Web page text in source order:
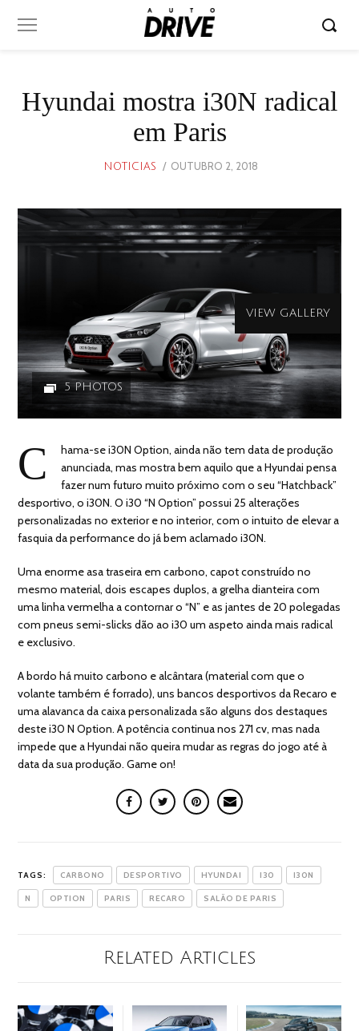
Hyundai mostra i30N radical
em Paris
NOTICIAS
POSTED
OUTUBRO 2, 2018
VIEW GALLERY
5 PHOTOS
C
hama-se i30N Option, ainda não tem data de produção
anunciada, mas mostra bem aquilo que a Hyundai pensa
fazer num futuro muito próximo com o seu “Hatchback”
desportivo, o i30N. O i30 “N Option” possui 25 alterações
personalizadas no exterior e no interior, com o intuito de elevar a
fasquia da performance do já bem aclamado i30N.
Uma enorme asa traseira em carbono, capot construído no
mesmo material, dois escapes duplos, a grelha dianteira com
uma linha vermelha a contornar o “N” e as jantes de 20 polegadas
com pneus semi-slicks dão ao i30 um aspeto ainda mais radical
e exclusivo.
A bordo há muito carbono e alcântara (material com que o
volante também é forrado), uns bancos desportivos da Recaro e
uma alavanca da caixa personalizada são alguns dos destaques
deste i30 N Option. A potência continua nos 271 cv, mas nada
impede que a Hyundai não queira mudar as regras do jogo até à
data da sua produção. Game on!
TAGS: CARBONO DESPORTIVO HYUNDAI I30 I30N
N OPTION PARIS RECARO SALÃO DE PARIS
Related Articles